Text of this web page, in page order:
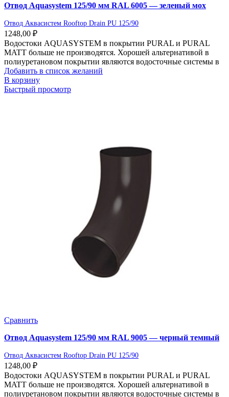
Отвод Aquasystem 125/90 мм RAL 6005 — зеленый мох
Отвод Аквасистем Rooftop Drain PU 125/90
1248,00 ₽
Водостоки AQUASYSTEM в покрытии PURAL и PURAL
MATT больше не производятся. Хорошей альтернативой в
полиуретановом покрытии являются водосточные системы в
Добавить в список желаний
В корзину
Быстрый просмотр
Сравнить
Отвод Aquasystem 125/90 мм RAL 9005 — черный темный
Отвод Аквасистем Rooftop Drain PU 125/90
1248,00 ₽
Водостоки AQUASYSTEM в покрытии PURAL и PURAL
MATT больше не производятся. Хорошей альтернативой в
полиуретановом покрытии являются водосточные системы в